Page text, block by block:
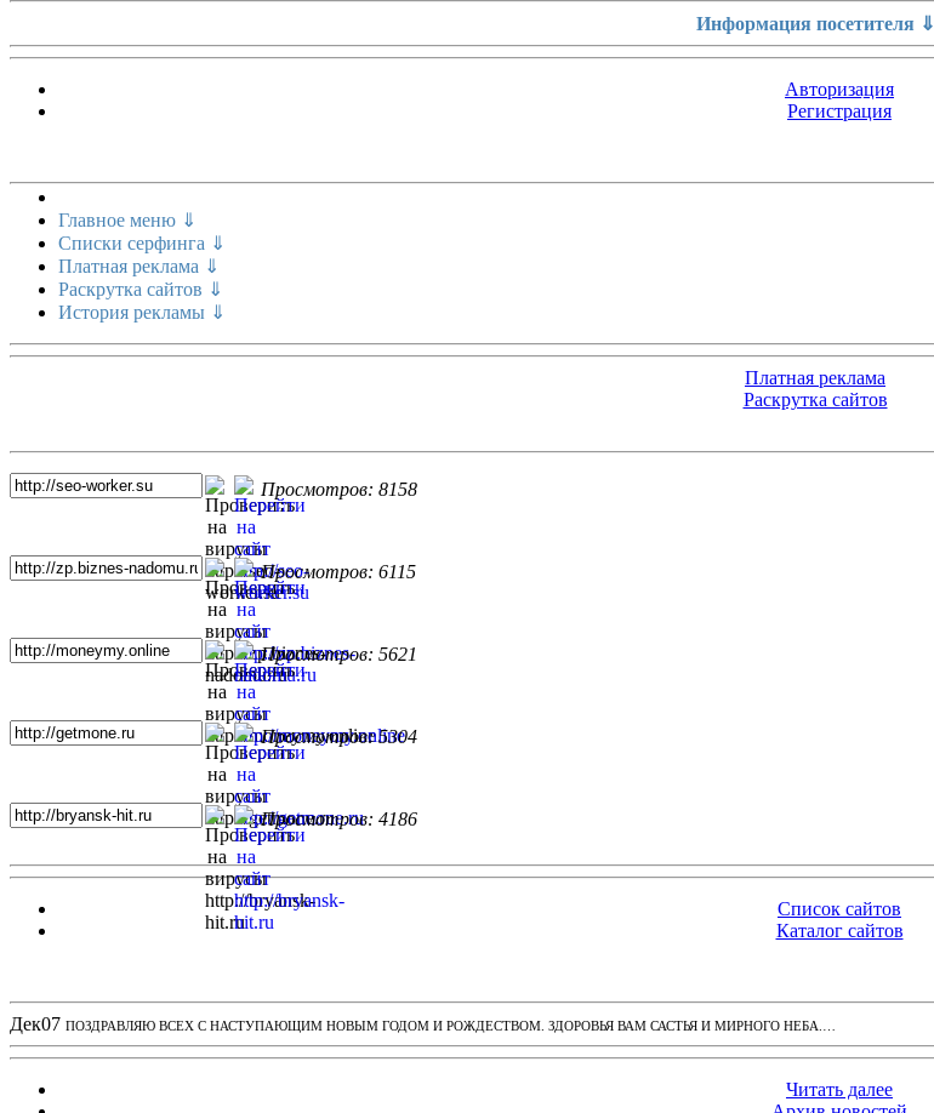
Информация посетителя ⇓
Авторизация
Регистрация
Главное меню ⇓
Списки серфинга ⇓
Платная реклама ⇓
Раскрутка сайтов ⇓
История рекламы ⇓
Платная реклама
Раскрутка сайтов
Просмотров: 8158
Просмотров: 6115
Просмотров: 5621
Просмотров: 5304
Просмотров: 4186
Список сайтов
Каталог сайтов
Дек07 ПОЗДРАВЛЯЮ ВСЕХ С НАСТУПАЮЩИМ НОВЫМ ГОДОМ И РОЖДЕСТВОМ. ЗДОРОВЬЯ ВАМ САСТЬЯ И МИРНОГО НЕБА.…
Читать далее